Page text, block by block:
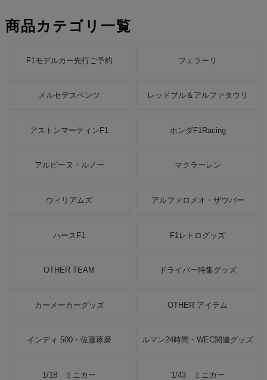
商品カテゴリ一覧
F1モデルカー先行ご予約 フェラーリ
メルセデスベンツ レッドブル＆アルファタウリ
アストンマーティンF1 ホンダF1Racing
アルピーヌ・ルノー マクラーレン
ウィリアムズ アルファロメオ・ザウバー
ハースF1 F1レトログッズ
OTHER TEAM ドライバー特集グッズ
カーメーカーグッズ OTHER アイテム
インディ 500・佐藤琢磨 ルマン24時間・WEC関連グッズ
1/18 ミニカー 1/43 ミニカー